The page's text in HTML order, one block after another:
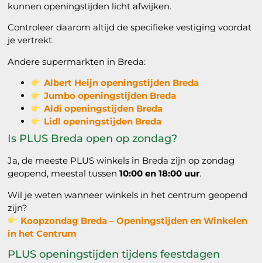
kunnen openingstijden licht afwijken.
Controleer daarom altijd de specifieke vestiging voordat
je vertrekt.
Andere supermarkten in Breda:
Albert Heijn openingstijden Breda
Jumbo openingstijden Breda
Aldi openingstijden Breda
Lidl openingstijden Breda
Is PLUS Breda open op zondag?
Ja, de meeste PLUS winkels in Breda zijn op zondag
geopend, meestal tussen10:00 en 18:00 uur.
Wil je weten wanneer winkels in het centrum geopend
zijn?
Koopzondag Breda – Openingstijden en Winkelen
in het Centrum
PLUS openingstijden tijdens feestdagen